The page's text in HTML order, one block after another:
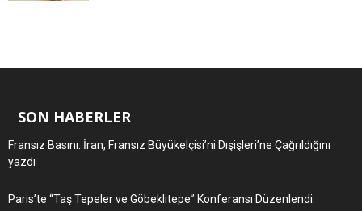
SON HABERLER
Fransız Basını: İran, Fransız Büyükelçisi’ni Dışişleri’ne Çağrıldığını
yazdı
Paris’te “Taş Tepeler ve Göbeklitepe” Konferansı Düzenlendi.